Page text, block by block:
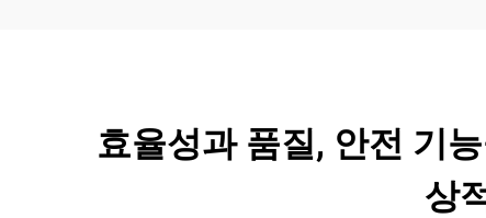
효율성과 품질, 안전 기
상